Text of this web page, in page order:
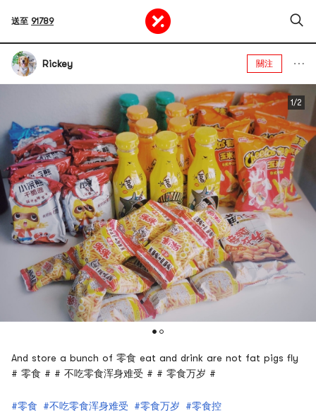
送至 91789
Rickey
關注
奇多 玉米棒 日式牛排口味 50g
1/2
And store a bunch of 零食 eat and drink are not fat pigs fly
# 零食 # # 不吃零食浑身难受 # # 零食万岁 #
#零食 #不吃零食浑身难受 #零食万岁 #零食控